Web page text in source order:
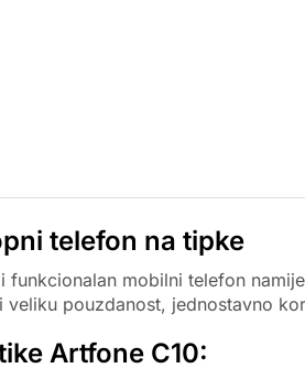
telefon na tipke
funkcionalan mobilni telefon
pouzdanost, jednostavno
Artfone C10: